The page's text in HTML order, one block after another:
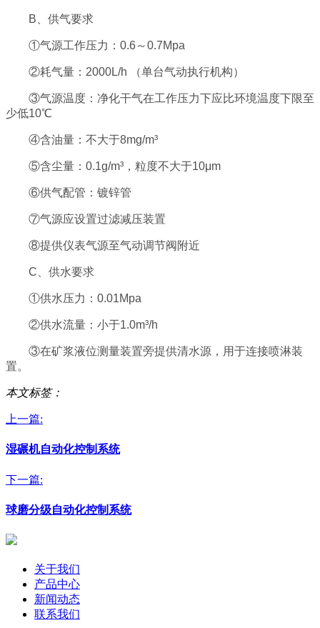
B、供气要求
①气源工作压力：0.6～0.7Mpa
②耗气量：2000L/h （单台气动执行机构）
③气源温度：净化干气在工作压力下应比环境温度下限至
少低10℃
④含油量：不大于8mg/m³
⑤含尘量：0.1g/m³，粒度不大于10μm
⑥供气配管：镀锌管
⑦气源应设置过滤减压装置
⑧提供仪表气源至气动调节阀附近
C、供水要求
①供水压力：0.01Mpa
②供水流量：小于1.0m³/h
③在矿浆液位测量装置旁提供清水源，用于连接喷淋装
置。
本文标签：
上一篇:
湿碾机自动化控制系统
下一篇:
球磨分级自动化控制系统
关于我们
产品中心
新闻动态
联系我们